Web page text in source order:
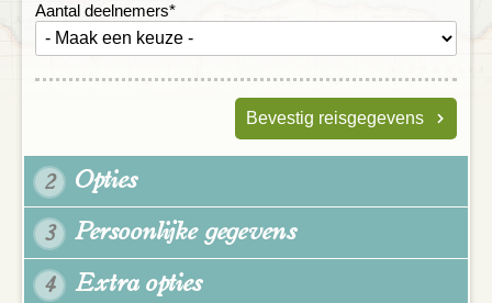
Aantal deelnemers*
Bevestig reisgegevens
2 Opties
3 Persoonlijke gegevens
4 Extra opties